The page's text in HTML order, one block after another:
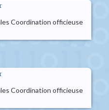
Coordination officieuse
Coordination officieuse